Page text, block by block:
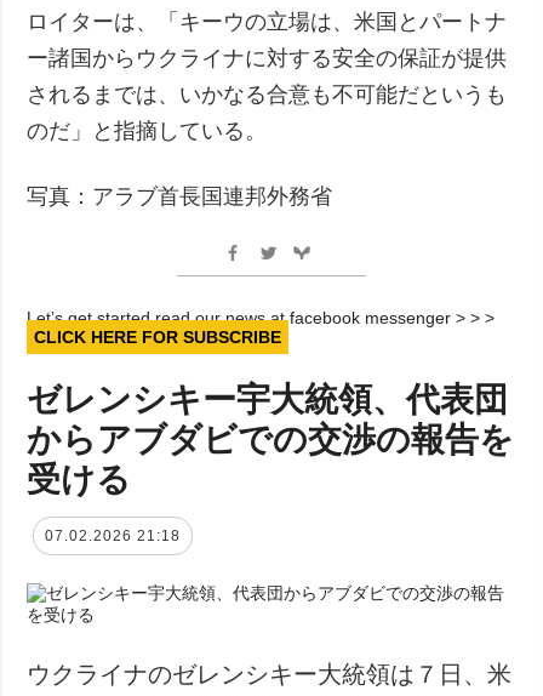
ロイターは、「キーウの立場は、米国とパートナ
ー諸国からウクライナに対する安全の保証が提供
されるまでは、いかなる合意も不可能だというも
のだ」と指摘している。
写真：アラブ首長国連邦外務省
Let’s get started read our news at facebook messenger > > >
CLICK HERE FOR SUBSCRIBE
ゼレンシキー宇大統領、代表団
からアブダビでの交渉の報告を
受ける
07.02.2026 21:18
ウクライナのゼレンシキー大統領は７日、米